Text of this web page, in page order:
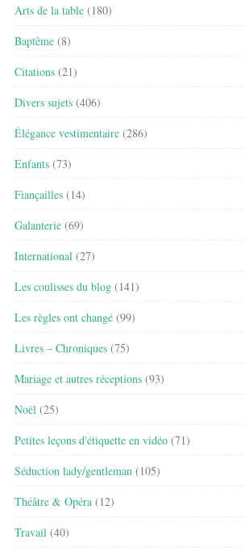
Arts de la table (180)
Baptême (8)
Citations (21)
Divers sujets (406)
Élégance vestimentaire (286)
Enfants (73)
Fiançailles (14)
Galanterie (69)
International (27)
Les coulisses du blog (141)
Les règles ont changé (99)
Livres – Chroniques (75)
Mariage et autres réceptions (93)
Noël (25)
Petites leçons d'étiquette en vidéo (71)
Séduction lady/gentleman (105)
Théâtre & Opéra (12)
Travail (40)